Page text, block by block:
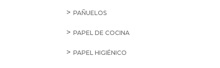
PAÑUELOS
PAPEL DE COCINA
PAPEL HIGIÉNICO